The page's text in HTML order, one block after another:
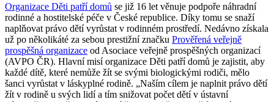
Organizace Děti patří domů se již 16 let věnuje podpoře náhradní
rodinné a hostitelské péče v České republice. Díky tomu se snaží
naplňovat právo dětí vyrůstat v rodinném prostředí. Nedávno získala
už po několikáté za sebou prestižní značku Prověřená veřejně
prospěšná organizace od Asociace veřejně prospěšných organizací
(AVPO ČR). Hlavní misí organizace Děti patří domů je zajistit, aby
každé dítě, které nemůže žít se svými biologickými rodiči, mělo
šanci vyrůstat v láskyplné rodině. „Naším cílem je naplnit právo dětí
žít v rodině u svých lidí a tím snižovat počet dětí v ústavní